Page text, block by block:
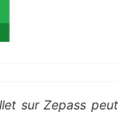
sur Zepass